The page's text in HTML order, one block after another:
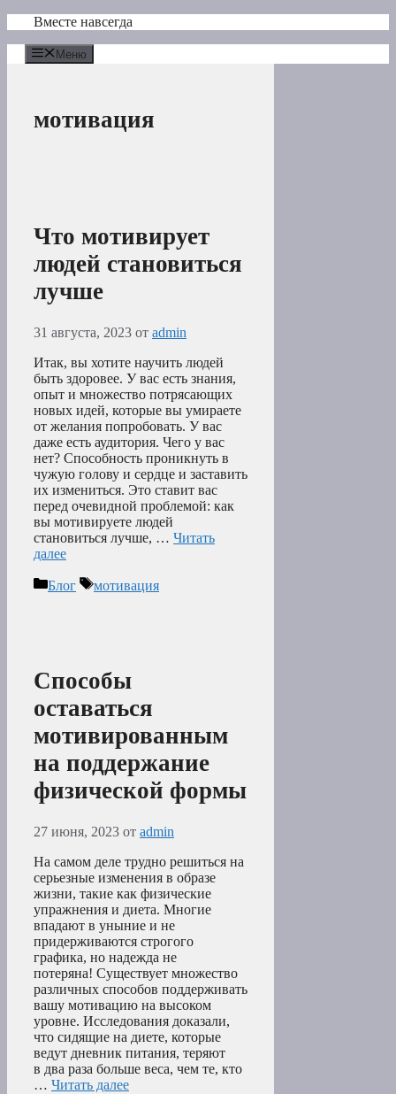
Перейти
содержимому
Вместе навсегда
Меню
мотивация
Что мотивирует
людей становиться
лучше
31 августа, 2023 от admin
Итак, вы хотите научить людей
быть здоровее. У вас есть знания,
опыт и множество потрясающих
новых идей, которые вы умираете
от желания попробовать. У вас
даже есть аудитория. Чего у вас
нет? Способность проникнуть в
чужую голову и сердце и заставить
их измениться. Это ставит вас
перед очевидной проблемой: как
вы мотивируете людей
становиться лучше, … Читать
далее
Рубрики
Блог Метки
мотивация
Способы
оставаться
мотивированным
на поддержание
физической формы
27 июня, 2023 от admin
На самом деле трудно решиться на
серьезные изменения в образе
жизни, такие как физические
упражнения и диета. Многие
впадают в уныние и не
придерживаются строгого
графика, но надежда не
потеряна! Существует множество
различных способов поддерживать
вашу мотивацию на высоком
уровне. Исследования доказали,
что сидящие на диете, которые
ведут дневник питания, теряют
в два раза больше веса, чем те, кто
… Читать далее